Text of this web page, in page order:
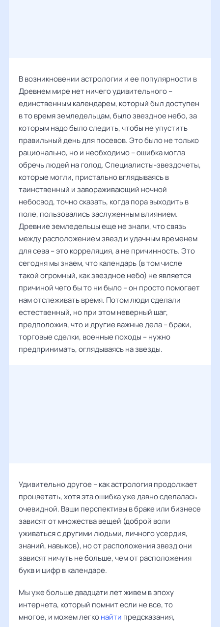
В возникновении астрологии и ее популярности в
Древнем мире нет ничего удивительного –
единственным календарем, который был доступен
в то время земледельцам, было звездное небо, за
которым надо было следить, чтобы не упустить
правильный день для посевов. Это было не только
рационально, но и необходимо – ошибка могла
обречь людей на голод. Специалисты-звездочеты,
которые могли, пристально вглядываясь в
таинственный и завораживающий ночной
небосвод, точно сказать, когда пора выходить в
поле, пользовались заслуженным влиянием.
Древние земледельцы еще не знали, что связь
между расположением звезд и удачным временем
для сева – это корреляция, а не причинность. Это
сегодня мы знаем, что календарь (в том числе
такой огромный, как звездное небо) не является
причиной чего бы то ни было – он просто помогает
нам отслеживать время. Потом люди сделали
естественный, но при этом неверный шаг,
предположив, что и другие важные дела – браки,
торговые сделки, военные походы – нужно
предпринимать, оглядываясь на звезды.
Удивительно другое – как астрология продолжает
процветать, хотя эта ошибка уже давно сделалась
очевидной. Ваши перспективы в браке или бизнесе
зависят от множества вещей (доброй воли
уживаться с другими людьми, личного усердия,
знаний, навыков), но от расположения звезд они
зависят ничуть не больше, чем от расположения
букв и цифр в календаре.
Мы уже больше двадцати лет живем в эпоху
интернета, который помнит если не все, то
многое, и можем легконайти предсказания,